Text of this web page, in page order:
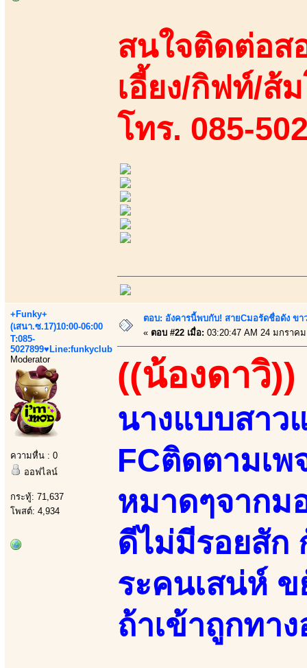
สนใจติดต่อส
เอี้ยง/กิฟท์/ส้
โทร. 085-
+Funky+
(เสนา.ซ.17)10:00-06:00
T:085-
5027899♥Line:funkyclub
Moderator
ความหื่น : 0
ออฟไลน์
กระทู้: 71,637
โพสต์: 4,934
ตอบ: อังคารนี้พบกับ! สายCมอรัดชื่อดัง ขา
« ตอบ #22 เมื่อ: 03:20:47 AM 24 มกราค
((น้องดาวิ))
นางแบบสาว
FCติดตามเพ
หมาดๆจากม
ดีไม่มีรอยสัก
ระคนเสน่ห์
ถ้าเข้าถูกทา